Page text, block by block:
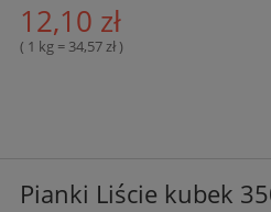
12,10 zł
( 1 kg = 34,57 zł )
Pianki Liście kubek